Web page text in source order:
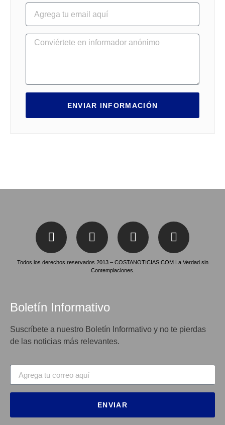
ENVIAR INFORMACIÓN
Todos los derechos reservados 2013 – COSTANOTICIAS.COM La Verdad sin
Contemplaciones.
Boletín Informativo
Suscríbete a nuestro Boletín Informativo y no te pierdas
de las noticias más relevantes.
ENVIAR